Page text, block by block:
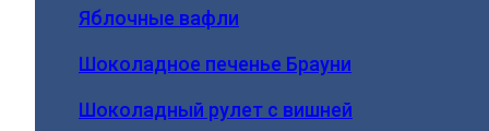
Яблочные вафли
Шоколадное печенье Брауни
Шоколадный рулет с вишней